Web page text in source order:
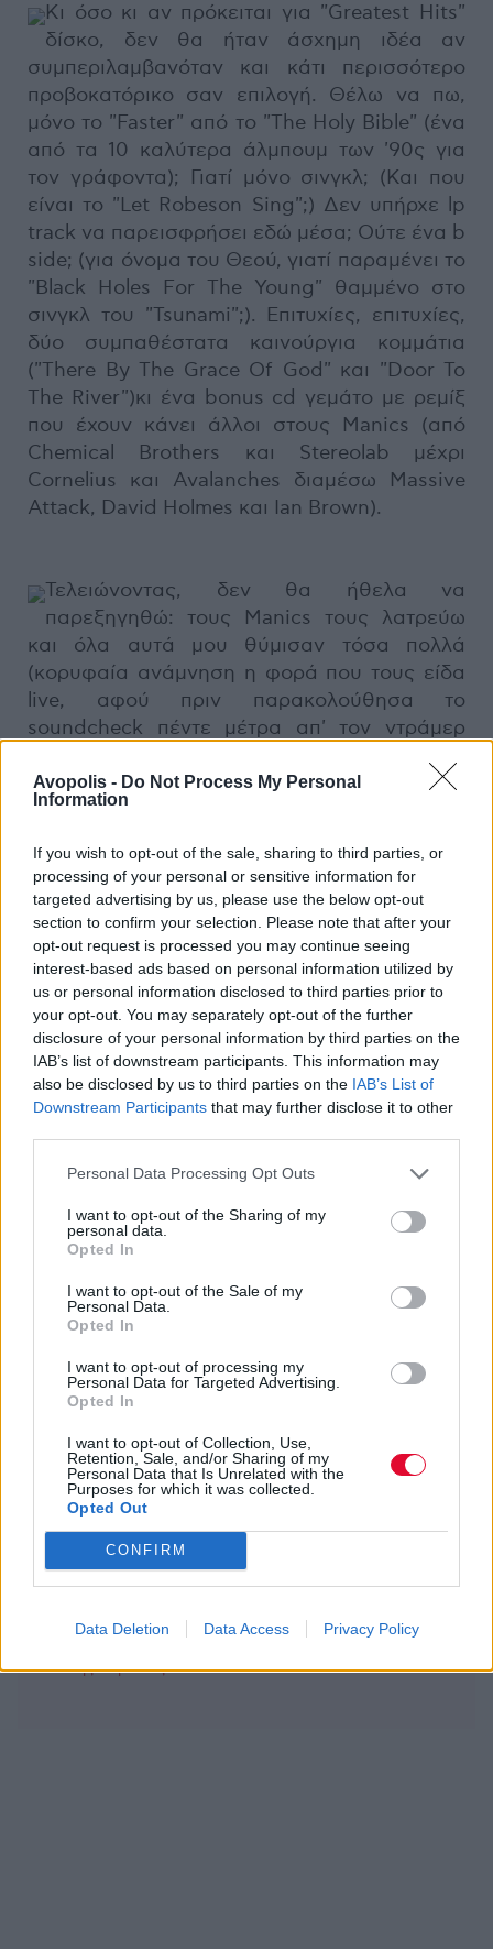
Avopolis - Do Not Process My Personal
Information
If you wish to opt-out of the sale, sharing to third parties, or
processing of your personal or sensitive information for
targeted advertising by us, please use the below opt-out
section to confirm your selection. Please note that after your
opt-out request is processed you may continue seeing
interest-based ads based on personal information utilized by
us or personal information disclosed to third parties prior to
your opt-out. You may separately opt-out of the further
disclosure of your personal information by third parties on the
IAB’s list of downstream participants. This information may
also be disclosed by us to third parties on the IAB’s List of
Downstream Participants that may further disclose it to other
Personal Data Processing Opt Outs
I want to opt-out of the Sharing of my
personal data.
Opted In
I want to opt-out of the Sale of my
Personal Data.
Opted In
I want to opt-out of processing my
Personal Data for Targeted Advertising.
Opted In
I want to opt-out of Collection, Use,
Retention, Sale, and/or Sharing of my
Personal Data that Is Unrelated with the
Purposes for which it was collected.
Opted Out
CONFIRM
Data Deletion Data Access Privacy Policy
Κι όσο κι αν πρόκειται για "Greatest Hits"
δίσκο, δεν θα ήταν άσχημη ιδέα αν
συμπεριλαμβανόταν και κάτι περισσότερο
προβοκατόρικο σαν επιλογή. Θέλω να πω,
μόνο το "Faster" από το "The Holy Bible" (ένα
από τα 10 καλύτερα άλμπουμ των '90ς για
τον γράφοντα); Γιατί μόνο σινγκλ; (Και που
είναι το "Let Robeson Sing";) Δεν υπήρχε lp
track να παρεισφρήσει εδώ μέσα; Ούτε ένα b
side; (για όνομα του Θεού, γιατί παραμένει το
"Black Holes For The Young" θαμμένο στο
σινγκλ του "Tsunami";). Επιτυχίες, επιτυχίες,
δύο συμπαθέστατα καινούργια κομμάτια
("There By The Grace Of God" και "Door To
The River")κι ένα bonus cd γεμάτο με ρεμίξ
που έχουν κάνει άλλοι στους Manics (από
Chemical Brothers και Stereolab μέχρι
Cornelius και Avalanches διαμέσω Massive
Attack, David Holmes και Ian Brown).
Τελειώνοντας, δεν θα ήθελα να
παρεξηγηθώ: τους Manics τους λατρεύω
και όλα αυτά μου θύμισαν τόσα πολλά
(κορυφαία ανάμνηση η φορά που τους είδα
live, αφού πριν παρακολούθησα το
soundcheck πέντε μέτρα απ' τον ντράμερ
θυμάμαι!). Απλά είναι κάποια πράγματα που
σου χτυπάνε τόσο άσχημα, ώστε δεν μπορείς
όνομά τους. Θέλετε να σας πείσω ακόμη
περισσότερο; Η συλλογή δεν περιέχει
κομμάτι με τίτλο "Forever Delayed". Αυτό
μπορείτε να το αποκτήσετε στο προσεχές
μέλλον, όταν θα κυκλοφορήσει αυτόνομα
σαν σινγκλ…
Previous Article
Ακολούθησε το Avopolis Network στο
MOOD OF THE DAY
κυριολεκτικά. Ο Άντονι Χόπκινς
στα 88 αρνείται να το βάλει κάτω
και κυκλοφορεί το 1ο του
Life Is A Dream. Φυσικά και είναι Άντονι...
Μάκης Μηλάτος